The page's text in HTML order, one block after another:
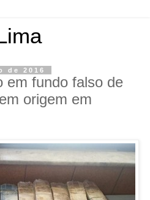
de 2016
em fundo falso de
origem em